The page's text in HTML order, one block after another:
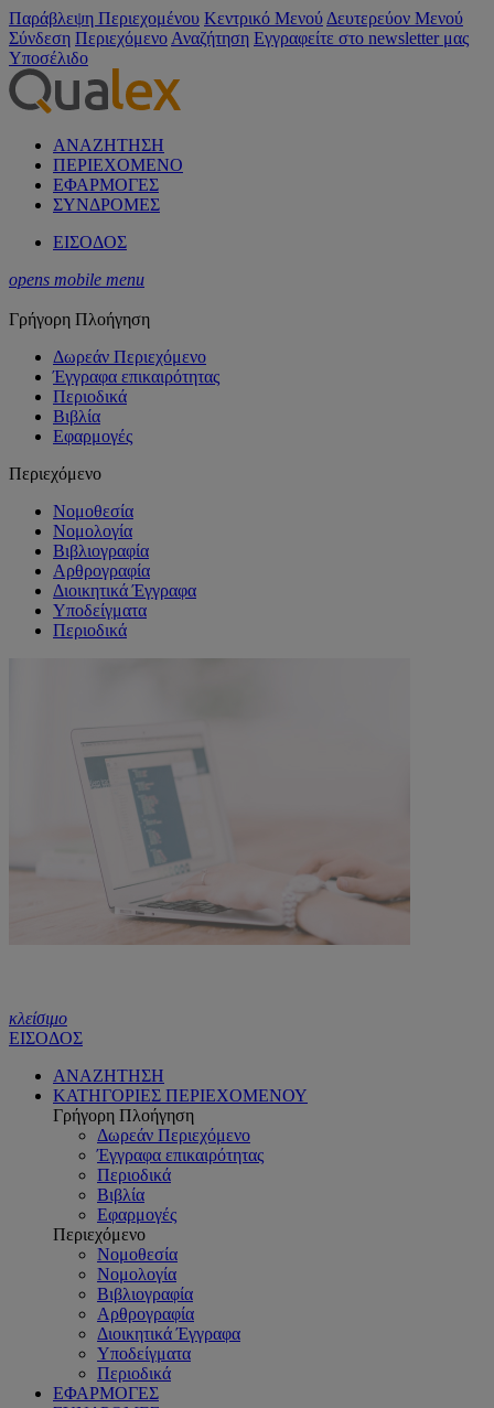
Παράβλεψη Περιεχομένου Κεντρικό Μενού Δευτερεύον Μενού
Σύνδεση Περιεχόμενο Αναζήτηση Εγγραφείτε στο newsletter μας
Υποσέλιδο
ΑΝΑΖΗΤΗΣΗ
ΠΕΡΙΕΧΟΜΕΝΟ
ΕΦΑΡΜΟΓΕΣ
ΣΥΝΔΡΟΜΕΣ
ΕΙΣΟΔΟΣ
opens mobile menu
Γρήγορη Πλοήγηση
Δωρεάν Περιεχόμενο
Έγγραφα επικαιρότητας
Περιοδικά
Βιβλία
Εφαρμογές
Περιεχόμενο
Νομοθεσία
Νομολογία
Βιβλιογραφία
Αρθρογραφία
Διοικητικά Έγγραφα
Υποδείγματα
Περιοδικά
κλείσιμο
ΕΙΣΟΔΟΣ
ΑΝΑΖΗΤΗΣΗ
ΚΑΤΗΓΟΡΙΕΣ ΠΕΡΙΕΧΟΜΕΝΟΥ
Γρήγορη Πλοήγηση
Δωρεάν Περιεχόμενο
Έγγραφα επικαιρότητας
Περιοδικά
Βιβλία
Εφαρμογές
Περιεχόμενο
Νομοθεσία
Νομολογία
Βιβλιογραφία
Αρθρογραφία
Διοικητικά Έγγραφα
Υποδείγματα
Περιοδικά
ΕΦΑΡΜΟΓΕΣ